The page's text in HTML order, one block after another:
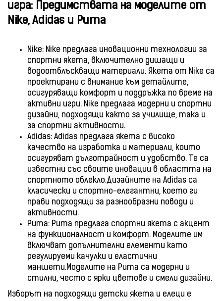
игра: Предимствата на моделите от
Nike, Adidas и Puma
Nike: Nike предлага иновационни технологии за
спортни якета, включително дишащи и
водоотблъскващи материали. Якета от Nike са
проектирани с внимание към детайлите,
осигуряващи комфорт и поддръжка по време на
активни игри. Nike предлага модерни и спортни
дизайни, подходящи както за училище, така и
за спортни активности.
Adidas: Adidas предлага якета с високо
качество на изработка и материали, които
осигуряват дълготрайност и удобство. Те са
известни със своите иновации в областта на
спортното облекло.Дизайните на Adidas са
класически и спортно-елегантни, което ги
прави подходящи за разнообразни поводи и
активности.
Puma: Puma предлага спортни якета с акцент
на функционалност и комфорт. Моделите им
включват допълнителни елементи като
регулируеми качулки и еластични
маншети.Моделите на Puma са модерни и
стилни, често с ярки цветове и смели дизайни.
Изборът на подходящи детски якета и елеци е